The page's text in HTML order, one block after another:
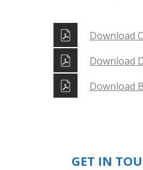
Download
Download
Download
GET IN